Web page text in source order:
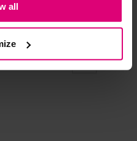
all
Harper & Yve
T-shirt frontprint
€ 69,99